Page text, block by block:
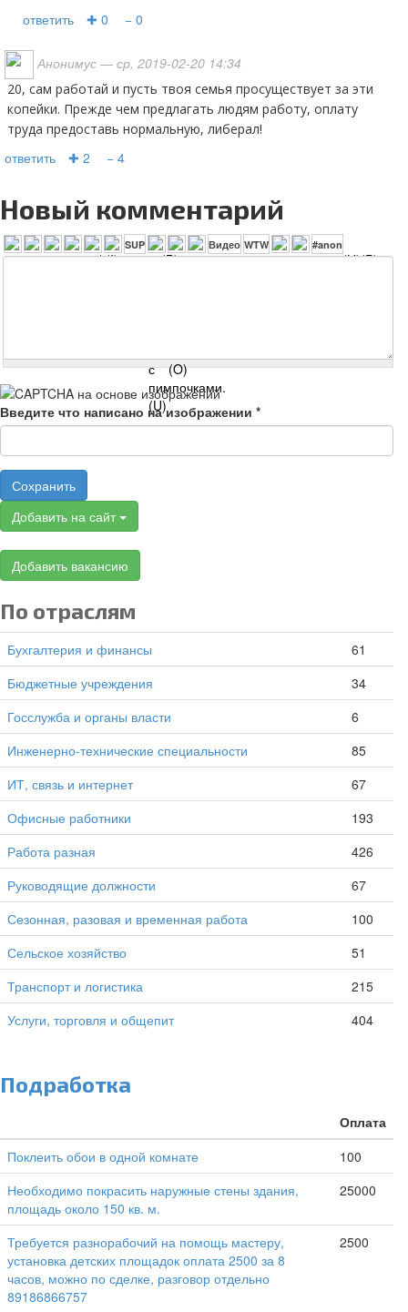
ответить ✚ 0 − 0
Анонимус — ср, 2019-02-20 14:34
20, сам работай и пусть твоя семья просуществует за эти
копейки. Прежде чем предлагать людям работу, оплату
труда предоставь нормальную, либерал!
ответить ✚ 2 − 4
Новый комментарий
Введите что написано на изображении *
Сохранить
Добавить на сайт
Добавить вакансию
По отраслям
Бухгалтерия и финансы
61
Бюджетные учреждения
34
Госслужба и органы власти
6
Инженерно-технические специальности
85
ИТ, связь и интернет
67
Офисные работники
193
Работа разная
426
Руководящие должности
67
Сезонная, разовая и временная работа
100
Сельское хозяйство
51
Транспорт и логистика
215
Услуги, торговля и общепит
404
Подработка
Оплата
Поклеить обои в одной комнате
100
Необходимо покрасить наружные стены здания,
площадь около 150 кв. м.
25000
Требуется разнорабочий на помощь мастеру,
установка детских площадок оплата 2500 за 8
часов, можно по сделке, разговор отдельно
89186866757
2500